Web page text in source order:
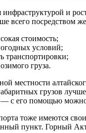
и
всего посредством
стоимость;
условий;
транспортировки;
груза.
местности
грузов
с его помощью можно
тоже имеются
пункт. Горный